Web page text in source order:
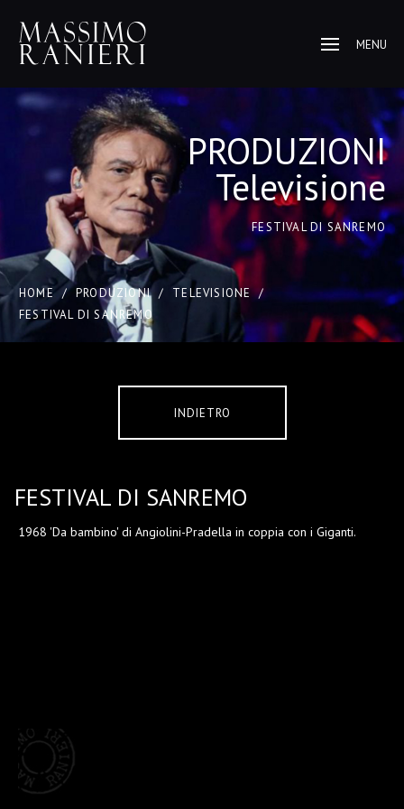
MENU
PRODUZIONI
Televisione
FESTIVAL DI SANREMO
HOME / PRODUZIONI / TELEVISIONE /
FESTIVAL DI SANREMO
INDIETRO
FESTIVAL DI SANREMO
1968 'Da bambino' di Angiolini-Pradella in coppia con i Giganti.